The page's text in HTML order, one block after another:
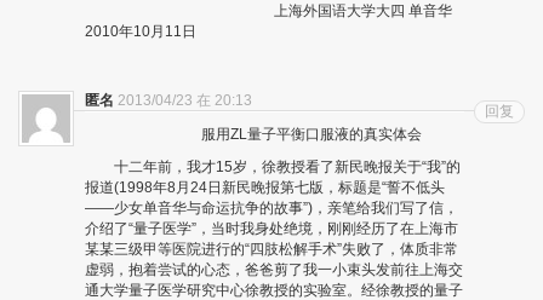
上海外国语大学大四 单音华
2010年10月11日
匿名 2013/04/23 在 20:13
服用ZL量子平衡口服液的真实体会
十二年前，我才15岁，徐教授看了新民晚报关于“我”的
报道(1998年8月24日新民晚报第七版，标题是“誓不低头
——少女单音华与命运抗争的故事”)，亲笔给我们写了信，
介绍了“量子医学”，当时我身处绝境，刚刚经历了在上海市
某某三级甲等医院进行的“四肢松解手术”失败了，体质非常
虚弱，抱着尝试的心态，爸爸剪了我一小束头发前往上海交
通大学量子医学研究中心徐教授的实验室。经徐教授的量子
回复